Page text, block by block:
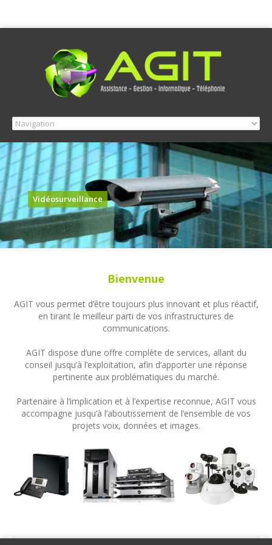
Vidéosurveillance
Bienvenue
AGIT vous permet d’être toujours plus innovant et plus réactif,
en tirant le meilleur parti de vos infrastructures de
communications.
AGIT dispose d’une offre complète de services, allant du
conseil jusqu’à l’exploitation, afin d’apporter une réponse
pertinente aux problématiques du marché.
Partenaire à l’implication et à l’expertise reconnue, AGIT vous
accompagne jusqu’à l’aboutissement de l’ensemble de vos
projets voix, données et images.